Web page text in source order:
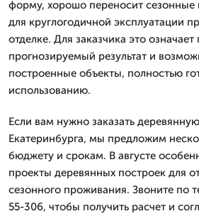
форму, хорошо переносит сезонные
для круглогодичной эксплуатации
отделке. Для заказчика это
прогнозируемый результат и
построенные объекты, полностью
использованию.
Если вам нужно заказать
Екатеринбурга, мы предложим
бюджету и срокам. В августе
проекты деревянных построек для
сезонного проживания. Звоните по
55-306, чтобы получить расчет и